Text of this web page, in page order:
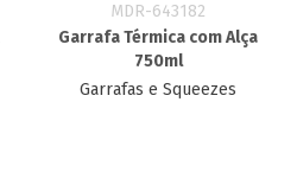
MDR-643182
Garrafa Térmica com Alça
750ml
Garrafas e Squeezes